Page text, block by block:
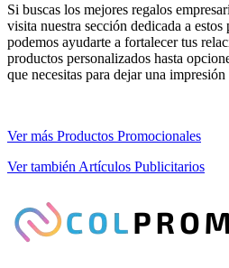
Si buscas los mejores regalos
visita nuestra sección dedicada a
podemos ayudarte a fortalecer tus
productos personalizados hasta
que necesitas para dejar una impresión
Ver más Productos Promocionales
Ver también Artículos Publicitarios